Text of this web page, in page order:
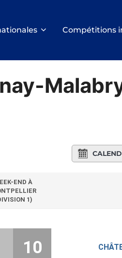
Compétitions
END À
1)
10